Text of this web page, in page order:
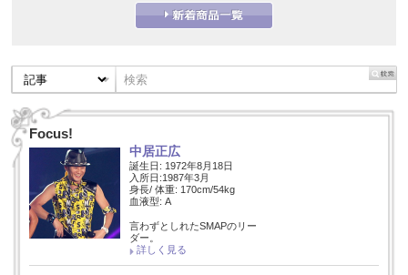
Focus!
中居正広
誕生日: 1972年8月18日
入所日:1987年3月
身長/ 体重: 170cm/54kg
血液型: A
言わずとしれたSMAPのリー
ダー。
詳しく見る